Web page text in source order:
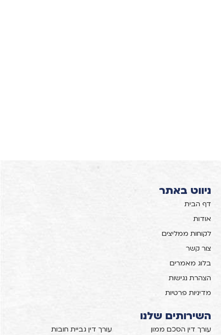
ניווט באתר
דף הבית
אודות
לקוחות ממליצים
צור קשר
בלוג מאמרים
הצהרת נגישות
מדיניות פרטיות
השירותים שלנו
עורך דין הסכם ממון
עורך דין גביית חובות